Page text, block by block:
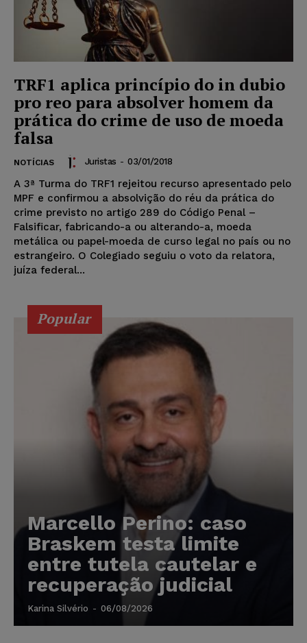
TRF1 aplica princípio do in dubio
pro reo para absolver homem da
prática do crime de uso de moeda
falsa
NOTÍCIAS Juristas - 03/01/2018
A 3ª Turma do TRF1 rejeitou recurso apresentado pelo
MPF e confirmou a absolvição do réu da prática do
crime previsto no artigo 289 do Código Penal –
Falsificar, fabricando-a ou alterando-a, moeda
metálica ou papel-moeda de curso legal no país ou no
estrangeiro. O Colegiado seguiu o voto da relatora,
juíza federal...
Popular
Marcello Perino: caso
Braskem testa limite
entre tutela cautelar e
recuperação judicial
Karina Silvério - 06/08/2026